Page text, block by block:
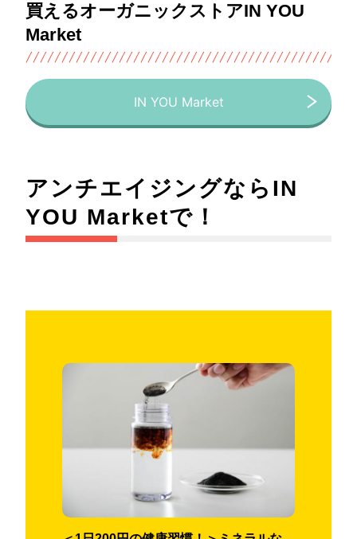
買えるオーガニックストアIN YOU
Market
IN YOU Market
アンチエイジングならIN
YOU Marketで！